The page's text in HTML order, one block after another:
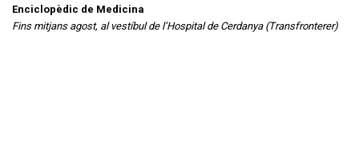
Enciclopèdic de Medicina
Fins mitjans agost, al vestíbul de l’Hospital de Cerdanya (Transfronterer)